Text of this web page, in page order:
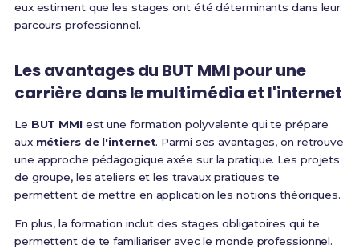
eux estiment que les stages ont été déterminants dans leur
parcours professionnel.
Les avantages du BUT MMI pour une
carrière dans le multimédia et l'internet
Le BUT MMIest une formation polyvalente qui te prépare
aux métiers de l'internet. Parmi ses avantages, on retrouve
une approche pédagogique axée sur la pratique. Les projets
de groupe, les ateliers et les travaux pratiques te
permettent de mettre en application les notions théoriques.
En plus, la formation inclut des stages obligatoires qui te
permettent de te familiariser avec le monde professionnel.